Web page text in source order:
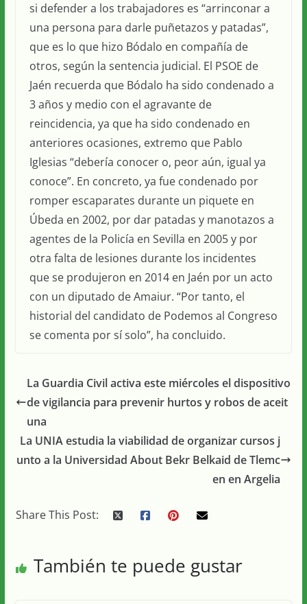
si defender a los trabajadores es “arrinconar a
una persona para darle puñetazos y patadas”,
que es lo que hizo Bódalo en compañía de
otros, según la sentencia judicial. El PSOE de
Jaén recuerda que Bódalo ha sido condenado a
3 años y medio con el agravante de
reincidencia, ya que ha sido condenado en
anteriores ocasiones, extremo que Pablo
Iglesias “debería conocer o, peor aún, igual ya
conoce”. En concreto, ya fue condenado por
romper escaparates durante un piquete en
Úbeda en 2002, por dar patadas y manotazos a
agentes de la Policía en Sevilla en 2005 y por
otra falta de lesiones durante los incidentes
que se produjeron en 2014 en Jaén por un acto
con un diputado de Amaiur. “Por tanto, el
historial del candidato de Podemos al Congreso
se comenta por sí solo”, ha concluido.
La Guardia Civil activa este miércoles el dispositivo
de vigilancia para prevenir hurtos y robos de aceit
una
La UNIA estudia la viabilidad de organizar cursos j
unto a la Universidad About Bekr Belkaid de Tlemc
en en Argelia
Share This Post:
También te puede gustar